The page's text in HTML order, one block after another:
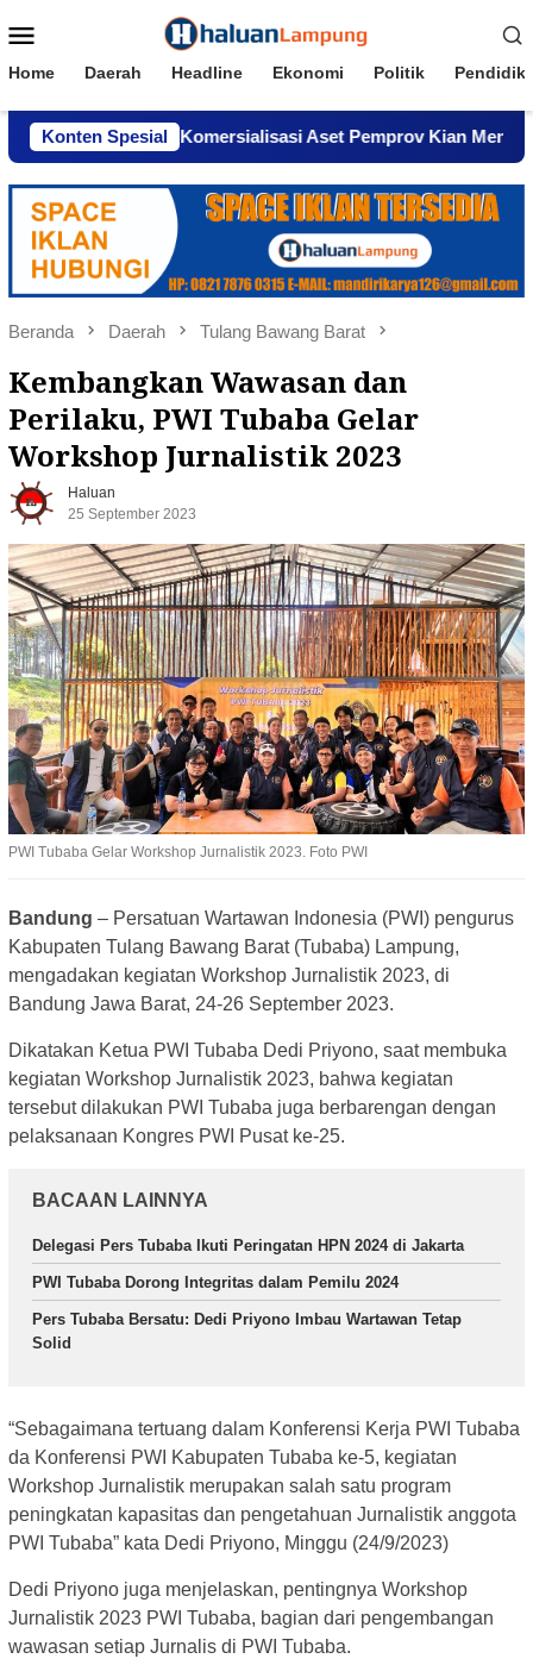
ke
Mobile
Home Daerah Headline Ekonomi Politik
Konten Spesial
Dugaan Komersialisasi Aset Pemprov Kian Menguat
Beranda Daerah Tulang Bawang Barat
Kembangkan Wawasan dan
Perilaku, PWI Tubaba Gelar
Workshop Jurnalistik 2023
Haluan
25 September 2023
PWI Tubaba Gelar Workshop Jurnalistik 2023. Foto PWI
Bandung – Persatuan Wartawan Indonesia (PWI) pengurus
Kabupaten Tulang Bawang Barat (Tubaba) Lampung,
mengadakan kegiatan Workshop Jurnalistik 2023, di
Bandung Jawa Barat, 24-26 September 2023.
Dikatakan Ketua PWI Tubaba Dedi Priyono, saat membuka
kegiatan Workshop Jurnalistik 2023, bahwa kegiatan
tersebut dilakukan PWI Tubaba juga berbarengan dengan
pelaksanaan Kongres PWI Pusat ke-25.
BACAAN LAINNYA
Delegasi Pers Tubaba Ikuti Peringatan HPN 2024 di Jakarta
PWI Tubaba Dorong Integritas dalam Pemilu 2024
Pers Tubaba Bersatu: Dedi Priyono Imbau Wartawan Tetap
Solid
“Sebagaimana tertuang dalam Konferensi Kerja PWI Tubaba
da Konferensi PWI Kabupaten Tubaba ke-5, kegiatan
Workshop Jurnalistik merupakan salah satu program
peningkatan kapasitas dan pengetahuan Jurnalistik anggota
PWI Tubaba” kata Dedi Priyono, Minggu (24/9/2023)
Dedi Priyono juga menjelaskan, pentingnya Workshop
Jurnalistik 2023 PWI Tubaba, bagian dari pengembangan
wawasan setiap Jurnalis di PWI Tubaba.